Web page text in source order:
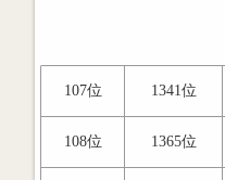
107位 1341位
108位 1365位